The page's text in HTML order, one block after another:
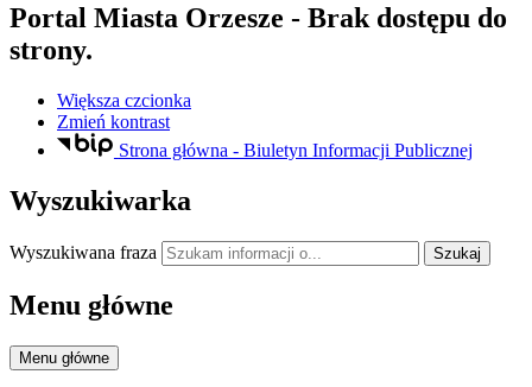
Portal Miasta Orzesze - Brak dostępu do
strony.
Większa czcionka
Zmień kontrast
Strona główna - Biuletyn Informacji Publicznej
Wyszukiwarka
Wyszukiwana fraza Szukaj
Menu główne
Menu główne